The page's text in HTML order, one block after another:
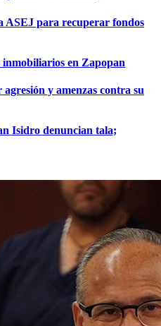
ASEJ para recuperar fondos
en Zapopan
y amenzas contra su
Isidro denuncian tala;